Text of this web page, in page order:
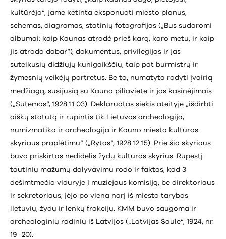
kultūrėjo“, jame ketinta eksponuoti miesto planus,
schemas, diagramas, statinių fotografijas („Bus sudaromi
albumai: kaip Kaunas atrodė prieš karą, karo metu, ir kaip
jis atrodo dabar“), dokumentus, privilegijas ir jas
suteikusių didžiųjų kunigaikščių, taip pat burmistrų ir
žymesnių veikėjų portretus. Be to, numatyta rodyti įvairią
medžiagą, susijusią su Kauno piliaviete ir jos kasinėjimais
(„Sutemos“, 1928 11 03). Deklaruotas siekis ateityje „išdirbti
aiškų statutą ir rūpintis tik Lietuvos archeologija,
numizmatika ir archeologija ir Kauno miesto kultūros
skyriaus praplėtimu“ („Rytas“, 1928 12 15). Prie šio skyriaus
buvo priskirtas nedidelis žydų kultūros skyrius. Rūpestį
tautinių mažumų dalyvavimu rodo ir faktas, kad 3
dešimtmečio viduryje į muziejaus komisiją, be direktoriaus
ir sekretoriaus, įėjo po vieną narį iš miesto tarybos
lietuvių, žydų ir lenkų frakcijų. KMM buvo saugoma ir
archeologinių radinių iš Latvijos („Latvijas Saule“, 1924, nr.
19–20).